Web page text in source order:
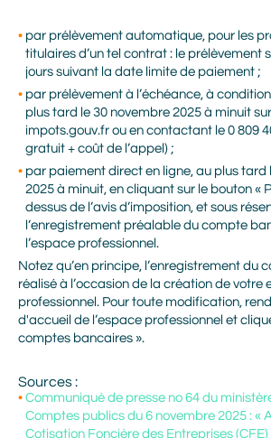
par prélèvement automatique, pour les
titulaires d’un tel contrat : le prélèvement
jours suivant la date limite de paiement ;
par prélèvement à l’échéance, à
plus tard le 30 novembre 2025 à minuit
impots.gouv.fr ou en contactant le 0 809
gratuit + coût de l’appel) ;
par paiement direct en ligne, au plus tard
2025 à minuit, en cliquant sur le bouton «
dessus de l’avis d’imposition, et sous
l’enregistrement préalable du compte
l’espace professionnel.
Notez qu’en principe, l’enregistrement du
réalisé à l’occasion de la création de votre
professionnel. Pour toute modification,
d'accueil de l’espace professionnel et
comptes bancaires ».
Sources :
Communiqué de presse no 64 du
Comptes publics du 6 novembre 2025 : «
Cotisation Foncière des Entreprises
Prénom
Nom